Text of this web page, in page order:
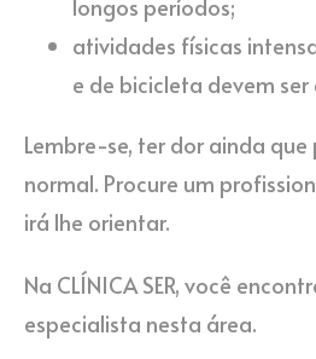
longos períodos;
atividades físicas
e de bicicleta devem
Lembre-se, ter dor ainda que
normal. Procure um
irá lhe orientar.
Na CLÍNICA SER, você
especialista nesta área.